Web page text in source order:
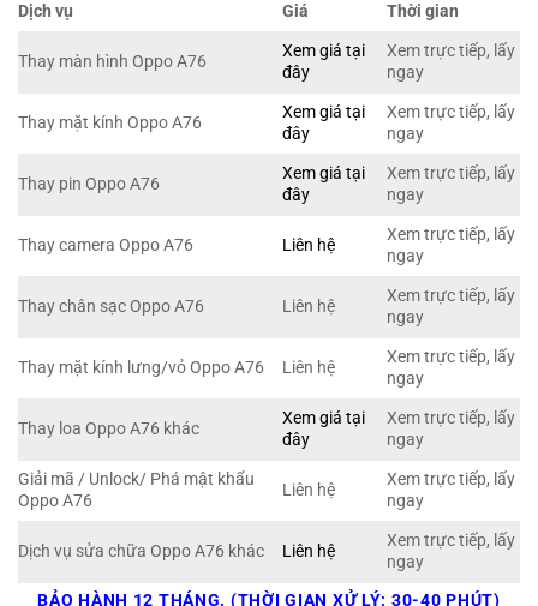
Dịch vụ Giá Thời gian
Thay màn hình Oppo A76
Xem giá tại
đây
Xem trực tiếp, lấy
ngay
Thay mặt kính Oppo A76
Xem giá tại
đây
Xem trực tiếp, lấy
ngay
Thay pin Oppo A76
Xem giá tại
đây
Xem trực tiếp, lấy
ngay
Thay camera Oppo A76 Liên hệ
Xem trực tiếp, lấy
ngay
Thay chân sạc Oppo A76 Liên hệ
Xem trực tiếp, lấy
ngay
Thay mặt kính lưng/vỏ Oppo A76 Liên hệ
Xem trực tiếp, lấy
ngay
Thay loa Oppo A76 khác
Xem giá tại
đây
Xem trực tiếp, lấy
ngay
Giải mã / Unlock/ Phá mật khẩu
Oppo A76
Liên hệ
Xem trực tiếp, lấy
ngay
Dịch vụ sửa chữa Oppo A76 khác Liên hệ
Xem trực tiếp, lấy
ngay
BẢO HÀNH 12 THÁNG. (THỜI GIAN XỬ LÝ: 30-40 PHÚT)